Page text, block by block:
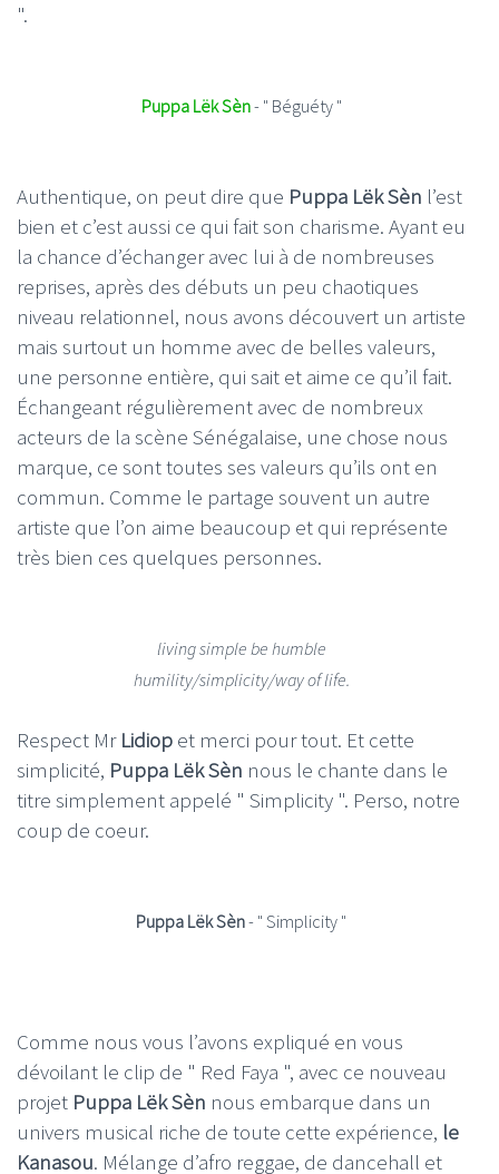
".
Puppa Lëk Sèn- " Béguéty "
Authentique, on peut dire que Puppa Lëk Sèn l’est
bien et c’est aussi ce qui fait son charisme. Ayant eu
la chance d’échanger avec lui à de nombreuses
reprises, après des débuts un peu chaotiques
niveau relationnel, nous avons découvert un artiste
mais surtout un homme avec de belles valeurs,
une personne entière, qui sait et aime ce qu’il fait.
Échangeant régulièrement avec de nombreux
acteurs de la scène Sénégalaise, une chose nous
marque, ce sont toutes ses valeurs qu’ils ont en
commun. Comme le partage souvent un autre
artiste que l’on aime beaucoup et qui représente
très bien ces quelques personnes.
living simple be humble
humility/simplicity/way of life.
Respect Mr Lidiop et merci pour tout. Et cette
simplicité, Puppa Lëk Sèn nous le chante dans le
titre simplement appelé " Simplicity ". Perso, notre
coup de coeur.
Puppa Lëk Sèn- " Simplicity "
Comme nous vous l’avons expliqué en vous
dévoilant le clip de " Red Faya ", avec ce nouveau
projet Puppa Lëk Sèn nous embarque dans un
univers musical riche de toute cette expérience, le
Kanasou. Mélange d’afro reggae, de dancehall et